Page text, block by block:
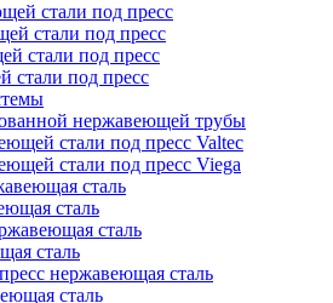
стали под пресс
стали под пресс
стали под пресс
стали под пресс
нержавеющей трубы
стали под пресс Valtec
стали под пресс Viega
сталь
сталь
сталь
сталь
нержавеющая сталь
сталь